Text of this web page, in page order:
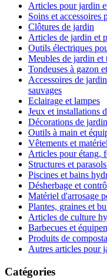
Articles pour jardin
Soins et accessoires
Clôtures de jardin
Articles de jardin et
Outils électriques
Meubles de jardin et
Tondeuses à gazon
Accessoires de
sauvages
Eclairage et lampes
Jeux et installations
Décorations de jardin
Outils à main et
Vêtements et
Articles pour étang,
Structures et
Piscines et bains
Désherbage et
Matériel d'arrosage
Plantes, graines et
Articles de culture
Barbecues et
Produits de
Autres articles pour
Catégories